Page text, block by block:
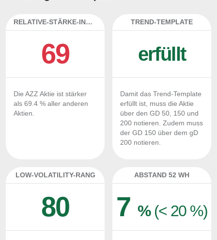
RELATIVE-STÄRKE-INDEX
69
Die AZZ Aktie ist stärker
als 69.4 % aller anderen
Aktien.
TREND-TEMPLATE
erfüllt
Damit das Trend-Template
erfüllt ist, muss die Aktie
über den GD 50, 150 und
200 notieren. Zudem muss
der GD 150 über dem gD
200 notieren.
LOW-VOLATILITY-RANG
80
ABSTAND 52 WH
7 % (< 20 %)